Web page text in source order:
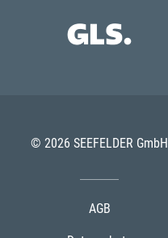
© 2026 SEEFELDER GmbH
AGB